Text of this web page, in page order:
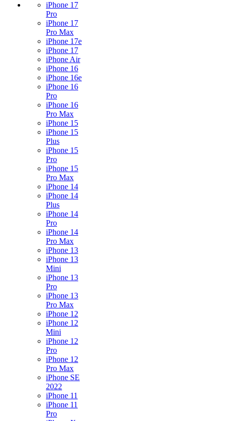
iPhone 17
Pro
iPhone 17
Pro Max
iPhone 17e
iPhone 17
iPhone Air
iPhone 16
iPhone 16e
iPhone 16
Pro
iPhone 16
Pro Max
iPhone 15
iPhone 15
Plus
iPhone 15
Pro
iPhone 15
Pro Max
iPhone 14
iPhone 14
Plus
iPhone 14
Pro
iPhone 14
Pro Max
iPhone 13
iPhone 13
Mini
iPhone 13
Pro
iPhone 13
Pro Max
iPhone 12
iPhone 12
Mini
iPhone 12
Pro
iPhone 12
Pro Max
iPhone SE
2022
iPhone 11
iPhone 11
Pro